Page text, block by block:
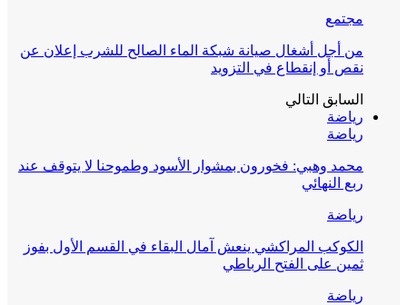
مجتمع
من أجل أشغال صيانة شبكة الماء الصالح للشرب إعلان عن
نقص أو إنقطاع في التزويد
السابق التالي
رياضة
رياضة
محمد وهبي: فخورون بمشوار الأسود وطموحنا لا يتوقف عند
ربع النهائي
رياضة
الكوكب المراكشي ينعش آمال البقاء في القسم الأول بفوز
ثمين على الفتح الرباطي
رياضة